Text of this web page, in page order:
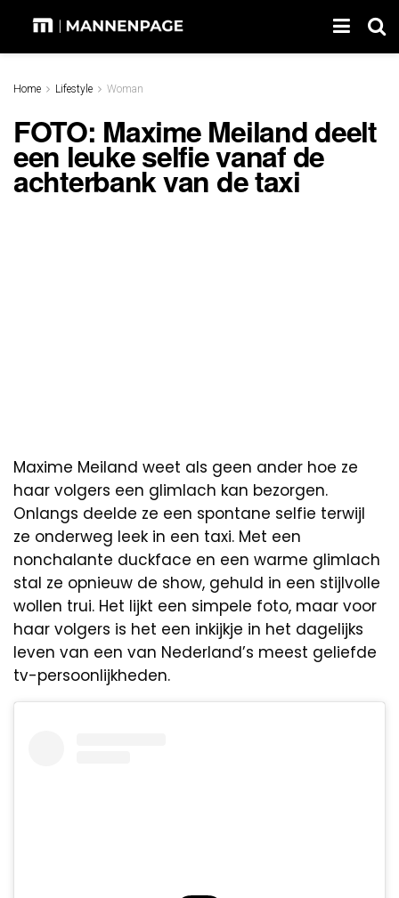
Home Lifestyle Woman
FOTO: Maxime Meiland deelt
een leuke selfie vanaf de
achterbank van de taxi
Maxime Meiland weet als geen ander hoe ze
haar volgers een glimlach kan bezorgen.
Onlangs deelde ze een spontane selfie terwijl
ze onderweg leek in een taxi. Met een
nonchalante duckface en een warme glimlach
stal ze opnieuw de show, gehuld in een stijlvolle
wollen trui. Het lijkt een simpele foto, maar voor
haar volgers is het een inkijkje in het dagelijks
leven van een van Nederland’s meest geliefde
tv-persoonlijkheden.